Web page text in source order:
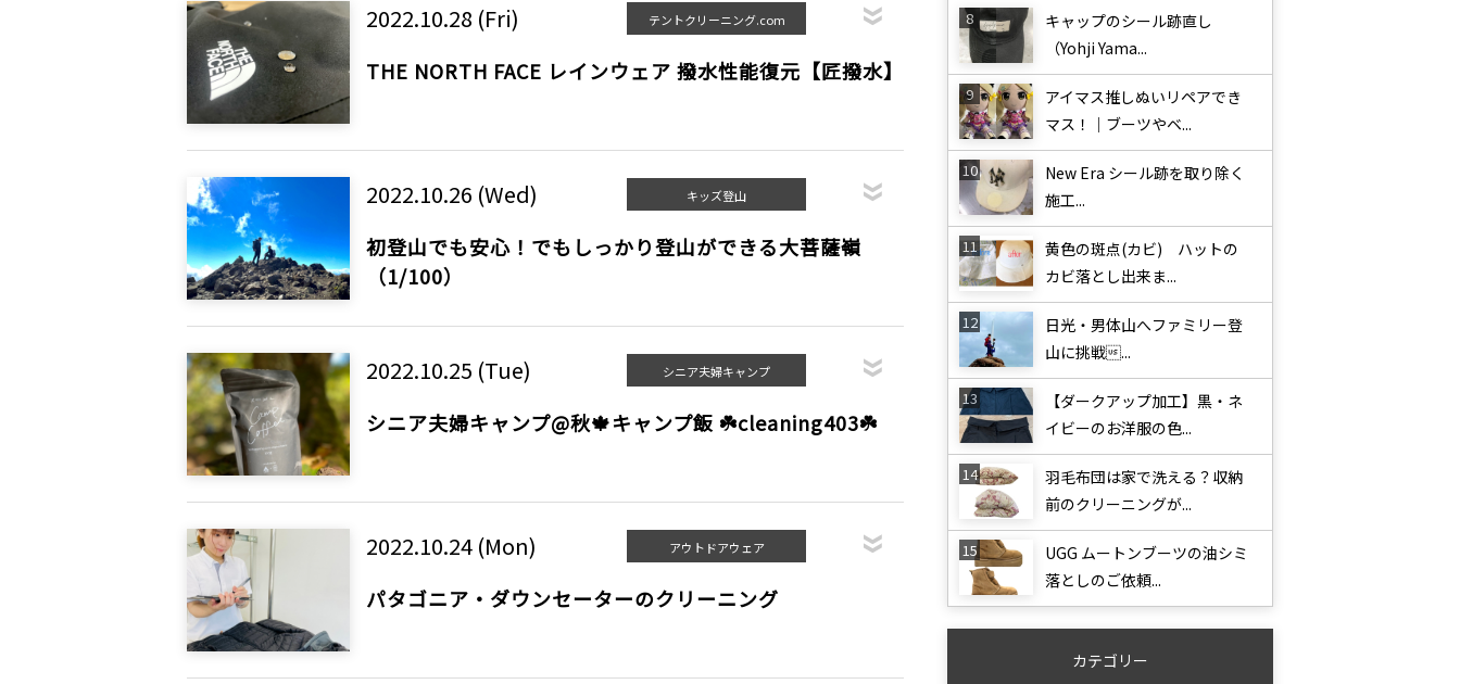
2022.10.28 (Fri) テントクリーニング.com
THE NORTH FACE レインウェア 撥水性能復元【匠撥水】
2022.10.26 (Wed) キッズ登山
初登山でも安心！でもしっかり登山ができる大菩薩嶺
（1/100）
2022.10.25 (Tue) シニア夫婦キャンプ
シニア夫婦キャンプ@秋🍁キャンプ飯 ☘️cleaning403☘️
2022.10.24 (Mon) アウトドアウェア
パタゴニア・ダウンセーターのクリーニング
キャップのシール跡直し
（Yohji Yama...
アイマス推しぬいリペアでき
マス！｜ブーツやベ...
New Era シール跡を取り除く
施工...
黄色の斑点(カビ) ハットの
カビ落とし出来ま...
日光・男体山へファミリー登
山に挑戦...
【ダークアップ加工】黒・ネ
イビーのお洋服の色...
羽毛布団は家で洗える？収納
前のクリーニングが...
UGG ムートンブーツの油シミ
落としのご依頼...
カテゴリー